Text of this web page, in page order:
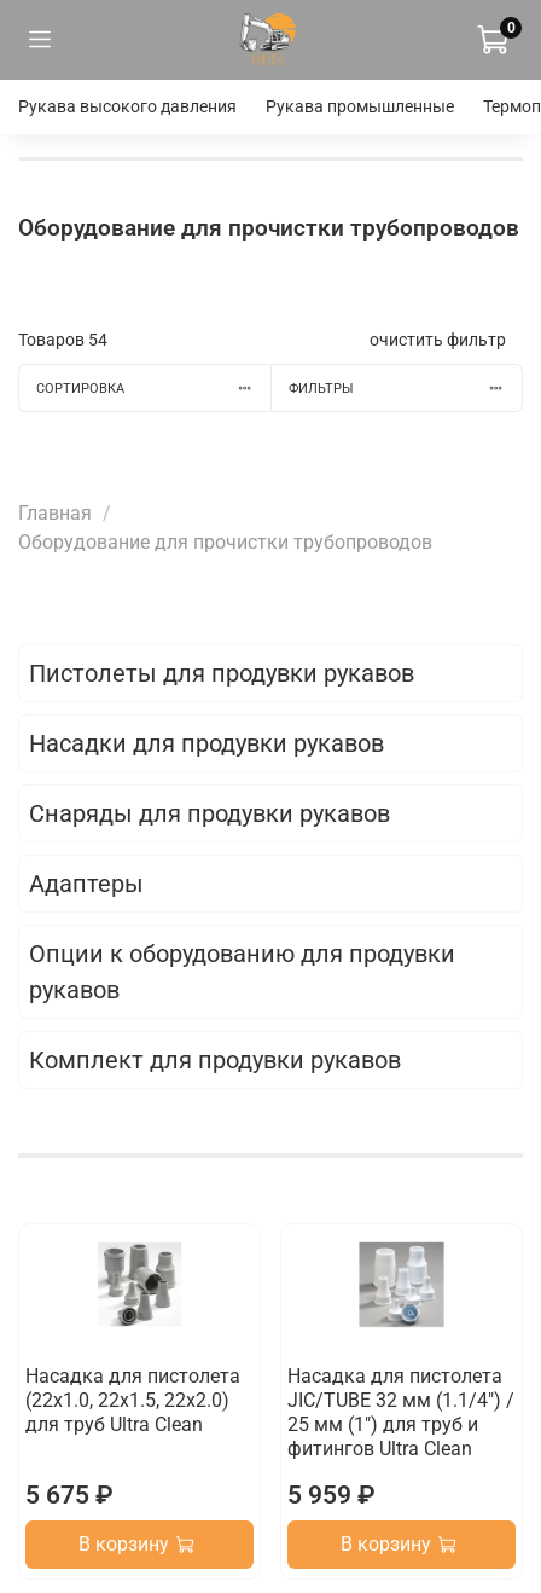
0
Рукава высокого давления Рукава промышленные
Оборудование для прочистки трубопроводов
Товаров 54 очистить фильтр
СОРТИРОВКА ФИЛЬТРЫ
Главная
Оборудование для прочистки трубопроводов
Пистолеты для продувки рукавов
Насадки для продувки рукавов
Снаряды для продувки рукавов
Адаптеры
Опции к оборудованию для продувки
рукавов
Комплект для продувки рукавов
Насадка для пистолета
(22x1.0, 22x1.5, 22х2.0)
для труб Ultra Clean
5 675 ₽
В корзину
Насадка для пистолета
JIC/TUBE 32 мм (1.1/4") /
25 мм (1") для труб и
фитингов Ultra Clean
5 959 ₽
В корзину